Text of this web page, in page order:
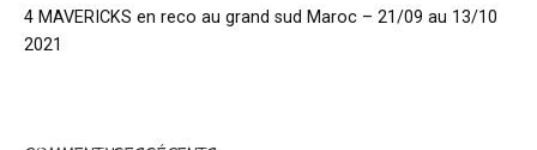
4 MAVERICKS en reco au grand sud Maroc – 21/09 au 13/10
2021